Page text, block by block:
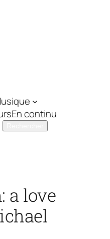
En continu
a love